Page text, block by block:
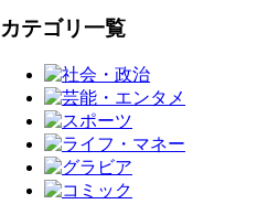
カテゴリ一覧